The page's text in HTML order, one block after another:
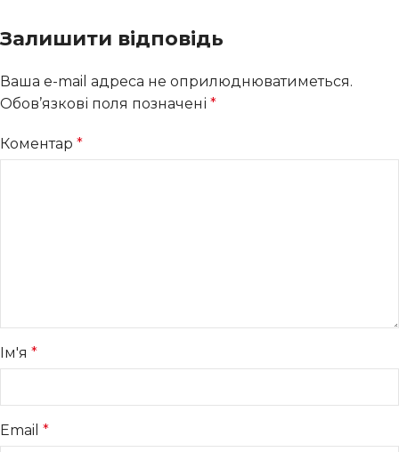
Залишити відповідь
Ваша e-mail адреса не оприлюднюватиметься.
Обов’язкові поля позначені *
Коментар *
Ім'я *
Email *